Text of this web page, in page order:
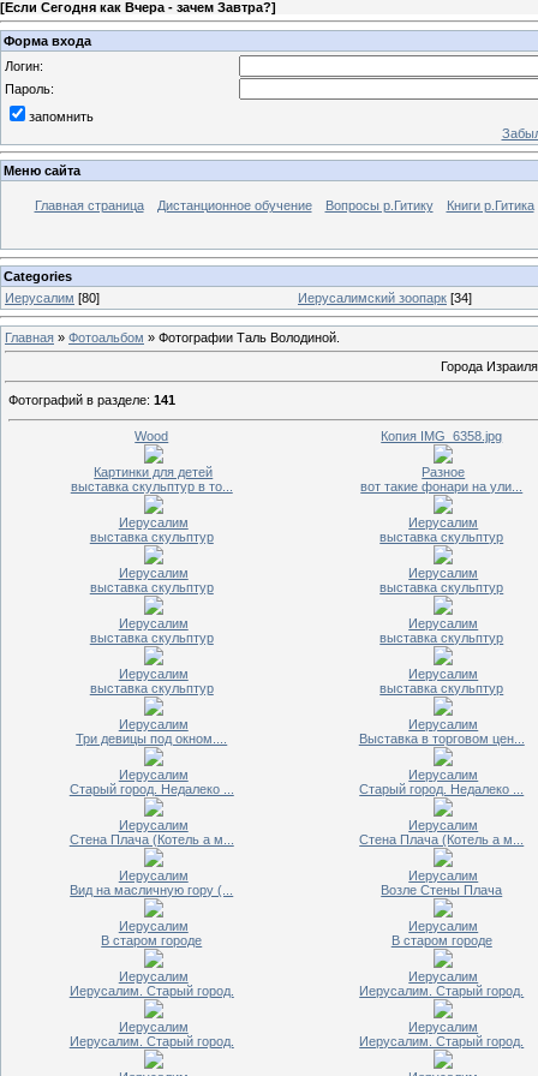
[Если Сегодня как Вчера - зачем Завтра?]
Форма входа
Логин:
Пароль:
запомнить
Меню сайта
Главная страница Дистанционное обучение Вопросы р.Гитику Книги р.Гитика
Categories
Иерусалим [80] Иерусалимский зоопарк [34]
Главная » Фотоальбом » Фотографии Таль Володиной.
Города
Фотографий в разделе: 141
Wood
Картинки для детей
Копия IMG_6358.jpg
Разное
выставка скульптур в то...
Иерусалим
вот такие фонари на ули...
Иерусалим
выставка скульптур
Иерусалим
выставка скульптур
Иерусалим
выставка скульптур
Иерусалим
выставка скульптур
Иерусалим
выставка скульптур
Иерусалим
выставка скульптур
Иерусалим
выставка скульптур
Иерусалим
выставка скульптур
Иерусалим
Три девицы под окном....
Иерусалим
Выставка в торговом цен...
Иерусалим
Старый город. Недалеко ...
Иерусалим
Старый город. Недалеко ...
Иерусалим
Стена Плача (Котель а м...
Иерусалим
Стена Плача (Котель а м...
Иерусалим
Вид на масличную гору (...
Иерусалим
Возле Стены Плача
Иерусалим
В старом городе
Иерусалим
В старом городе
Иерусалим
Иерусалим. Старый город.
Иерусалим
Иерусалим. Старый город.
Иерусалим
Иерусалим. Старый город.
Иерусалим. Старый город.